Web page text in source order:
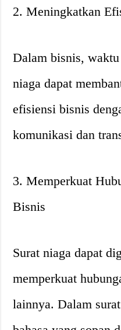
2. Meningkatkan
Dalam bisnis, waktu
niaga dapat
efisiensi bisnis
komunikasi dan
3. Memperkuat
Bisnis
Surat niaga dapat
memperkuat
lainnya. Dalam